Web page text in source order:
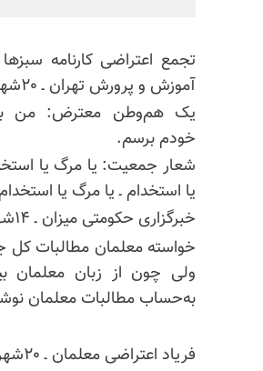
تجمع اعتراضی کارنامه
آموزش و پرورش تهران ـ ۲۰شهریور
یک هم‌وطن معترض: من
خودم برسم.
شعار جمعیت: یا مرگ یا
یا استخدام ـ یا مرگ یا
خبرگزاری حکومتی میزان ـ ۱۴شهریور۱۴۰۰:
خواسته معلمان مطالبات کل
ولی چون از زبان معلمان
به‌حساب مطالبات معلمان
فریاد اعتراضی معلمان ـ ۲۰شهریور: